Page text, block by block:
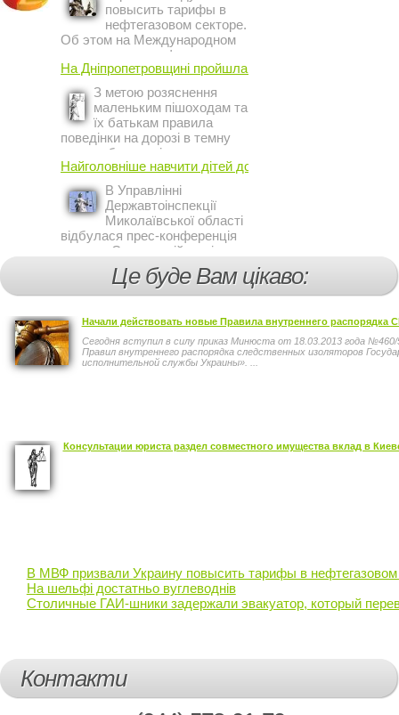
повысить тарифы в
нефтегазовом секторе.
Об этом на Международном
инвестиционном форуме в
Киеве заявил постоянный
представитель МВФ на
Украине Жером Ваше.
На Дніпропетровщині пройшла акція ...
З метою розяснення
маленьким пішоходам та
їх батькам правила
поведінки на дорозі в темну
пору доби, працівники сектору
профілактичної роботи відділу
ДАІ з обслуговування міста
Кривий Ріг провели ...
Найголовніше навчити дітей дотримуватися ...
В Управлінні
Державтоінспекції
Миколаївської області
відбулася прес-конференція
на тему Стан аварійності за
участю, з вини дітей і
пішоходів.Це буде Вам цікаво:
Начали действовать новые Правила внутреннего распорядка
Сегодня вступил в силу приказ Минюста от 18.03.2013 года
Правил внутреннего распорядка следственных изоляторов
исполнительной службы Украины». ...
Консультации юриста раздел совместного имущества вклад в
В МВФ призвали Украину повысить тарифы в нефтегазовом
На шельфі достатньо вуглеводнів
Столичные ГАИ-шники задержали эвакуатор, который
Контакти